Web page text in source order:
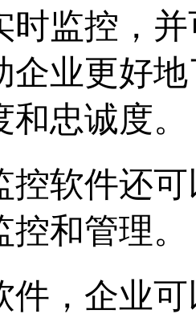
时监控，
企业更好
忠诚度。
控软件还
和管理。
件，企业